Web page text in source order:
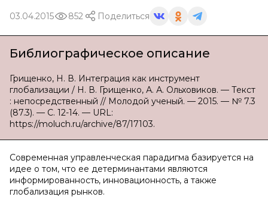
03.04.2015 852 Поделиться
Библиографическое описание
Грищенко, Н. В. Интеграция как инструмент
глобализации / Н. В. Грищенко, А. А. Ольховиков. — Текст
: непосредственный // Молодой ученый. — 2015. — № 7.3
(87.3). — С. 12-14. — URL:
https://moluch.ru/archive/87/17103.
Современная управленческая парадигма базируется на
идее о том, что ее детерминантами являются
информированность, инновационность, а также
глобализация рынков.